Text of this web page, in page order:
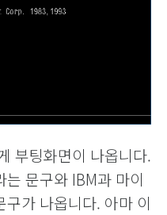
부팅화면이 나옵니다.
문구와 IBM과 마이
가 나옵니다. 아마 이